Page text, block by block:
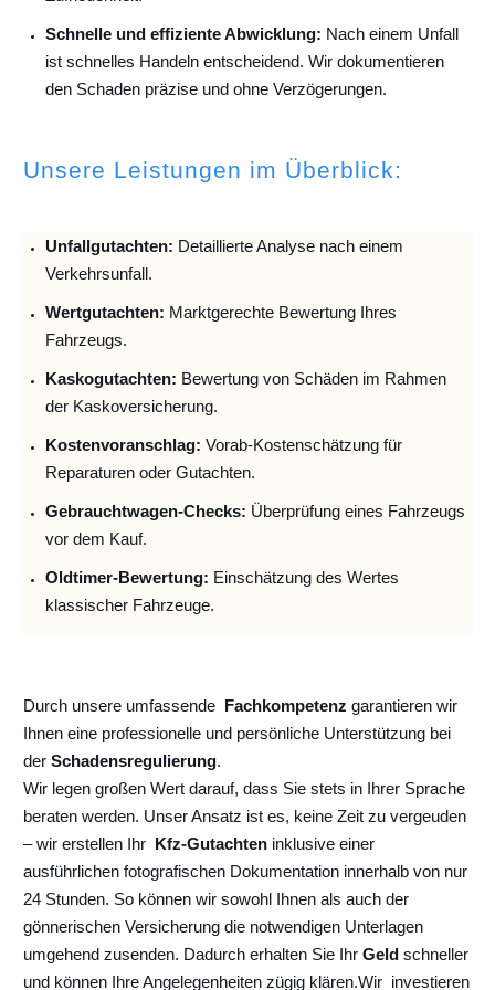
Schnelle und effiziente Abwicklung: Nach einem Unfall
ist schnelles Handeln entscheidend. Wir dokumentieren
den Schaden präzise und ohne Verzögerungen.
Unsere Leistungen im Überblick:
Unfallgutachten: Detaillierte Analyse nach einem
Verkehrsunfall.
Wertgutachten: Marktgerechte Bewertung Ihres
Fahrzeugs.
Kaskogutachten: Bewertung von Schäden im Rahmen
der Kaskoversicherung.
Kostenvoranschlag: Vorab-Kostenschätzung für
Reparaturen oder Gutachten.
Gebrauchtwagen-Checks: Überprüfung eines Fahrzeugs
vor dem Kauf.
Oldtimer-Bewertung: Einschätzung des Wertes
klassischer Fahrzeuge.
Durch unsere umfassende Fachkompetenz garantieren wir
Ihnen eine professionelle und persönliche Unterstützung bei
der Schadensregulierung.
Wir legen großen Wert darauf, dass Sie stets in Ihrer Sprache
beraten werden. Unser Ansatz ist es, keine Zeit zu vergeuden
– wir erstellen Ihr Kfz-Gutachten inklusive einer
ausführlichen fotografischen Dokumentation innerhalb von nur
24 Stunden. So können wir sowohl Ihnen als auch der
gönnerischen Versicherung die notwendigen Unterlagen
umgehend zusenden. Dadurch erhalten Sie Ihr Geld schneller
und können Ihre Angelegenheiten zügig klären.Wir investieren